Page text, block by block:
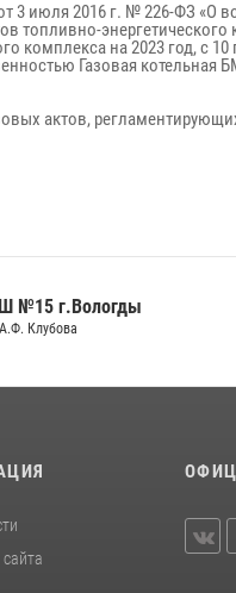
3 июля 2016 г. № 226-ФЗ
топливно-
на 2023 год, с 10
Газовая котельная
актов,
№15 г.Вологды
Клубова